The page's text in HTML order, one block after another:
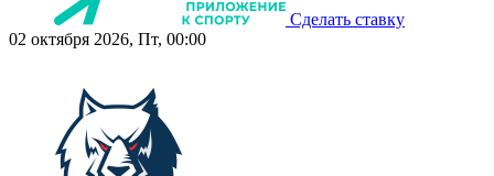
Сделать ставку
02 октября 2026, Пт, 00:00